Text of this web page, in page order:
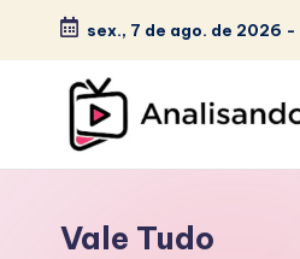
Skip
content
sex., 7 de ago. de 2026 -
A
N
Vale Tudo